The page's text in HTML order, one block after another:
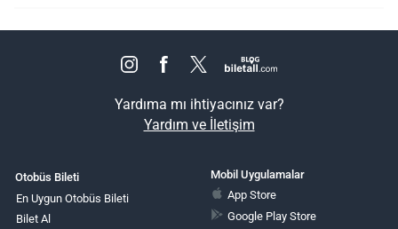
Yardıma mı ihtiyacınız var?
Yardım ve İletişim
Otobüs Bileti
En Uygun Otobüs Bileti
Bilet Al
Mobil Uygulamalar
App Store
Google Play Store